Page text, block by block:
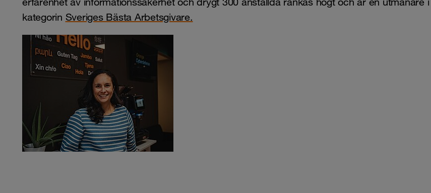
kategorin Sveriges Bästa Arbetsgivare.